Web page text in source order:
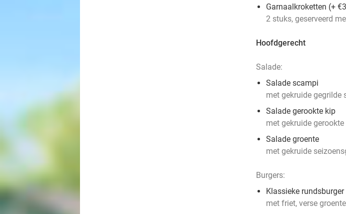
Garnaalkroketten (+
2 stuks, geserveerd
Hoofdgerecht
Salade:
Salade scampi
met gekruide gegrilde
Salade gerookte kip
met gekruide
Salade groente
met gekruide
Burgers:
Klassieke rundsburger
met friet, verse